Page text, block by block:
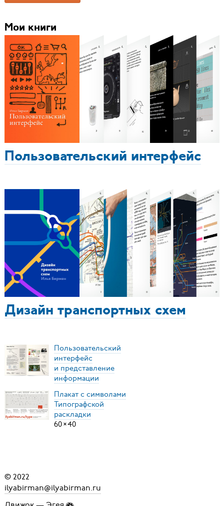
Мои книги
Пользовательский интерфейс
Дизайн транспортных схем
Пользовательский
интерфейс
и представление
информации
Плакат с символами
Типографской
раскладки
60×40
© 2022
ilyabirman@ilyabirman.ru